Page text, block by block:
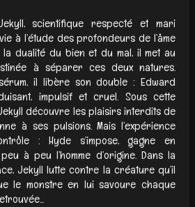
scientifique respecté et mari
à l’étude des profondeurs de l’âme
la dualité du bien et du mal, il met au
à séparer ces deux natures.
sérum, il libère son double : Edward
impulsif et cruel. Sous cette
découvre les plaisirs interdits de
à ses pulsions. Mais l’expérience
: Hyde s’impose, gagne en
à peu l’homme d’origine. Dans la
Jekyll lutte contre la créature qu’il
le monstre en lui savoure chaque